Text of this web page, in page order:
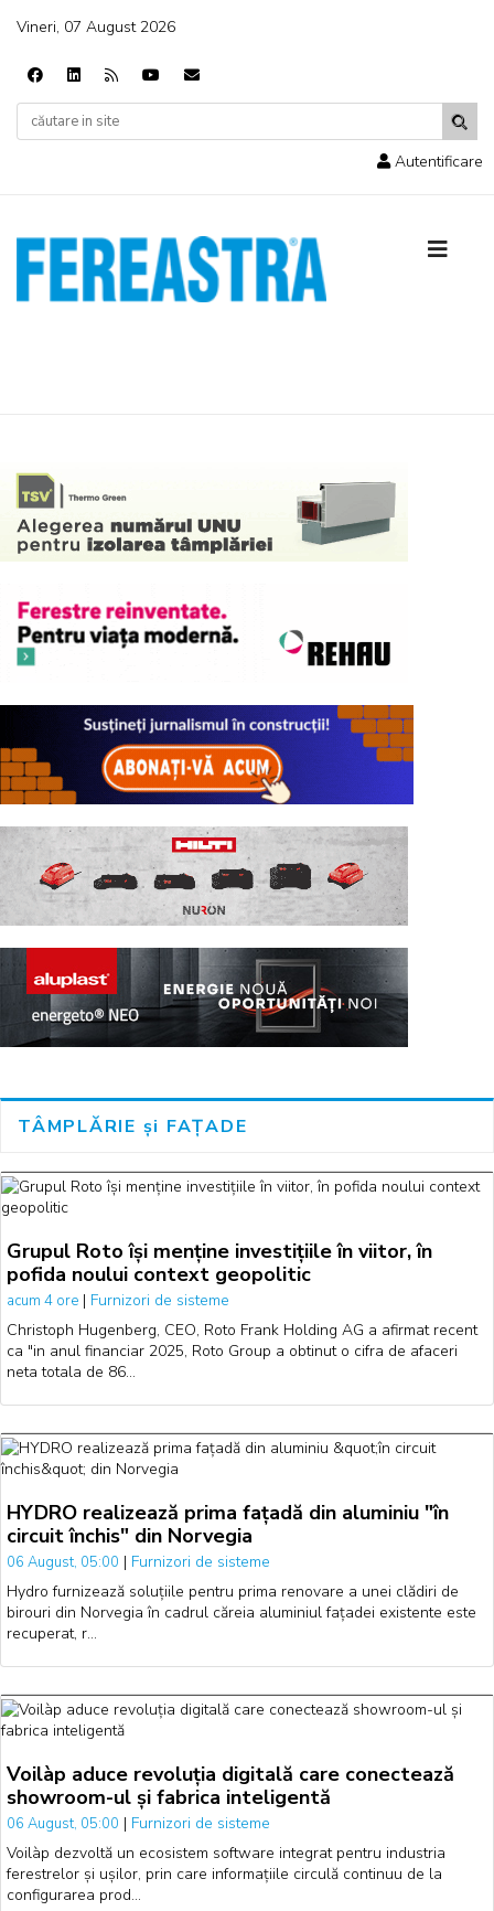
Vineri, 07 August 2026
Autentificare
TÂMPLĂRIE și FAȚADE
Grupul Roto își menține investițiile în viitor, în
pofida noului context geopolitic
acum 4 ore | Furnizori de sisteme
Christoph Hugenberg, CEO, Roto Frank Holding AG a afirmat recent
ca "in anul financiar 2025, Roto Group a obtinut o cifra de afaceri
neta totala de 86…
HYDRO realizează prima fațadă din aluminiu "în
circuit închis" din Norvegia
06 August, 05:00 | Furnizori de sisteme
Hydro furnizează soluțiile pentru prima renovare a unei clădiri de
birouri din Norvegia în cadrul căreia aluminiul fațadei existente este
recuperat, r…
Voilàp aduce revoluția digitală care conectează
showroom-ul și fabrica inteligentă
06 August, 05:00 | Furnizori de sisteme
Voilàp dezvoltă un ecosistem software integrat pentru industria
ferestrelor și ușilor, prin care informațiile circulă continuu de la
configurarea prod…